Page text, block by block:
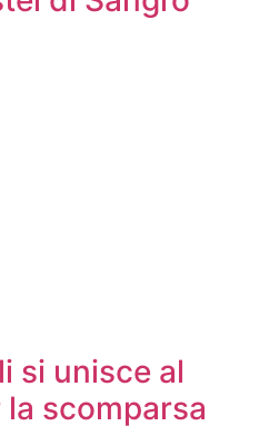
si unisce al
scomparsa